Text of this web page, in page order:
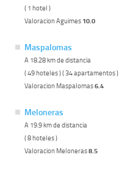
( 1 hotel )
Valoracion Aguimes 10.0
Maspalomas
A 18.28 km de distancia
( 49 hoteles ) ( 34 apartamentos )
Valoracion Maspalomas6.4
Meloneras
A 19.9 km de distancia
( 8 hoteles )
Valoracion Meloneras8.5